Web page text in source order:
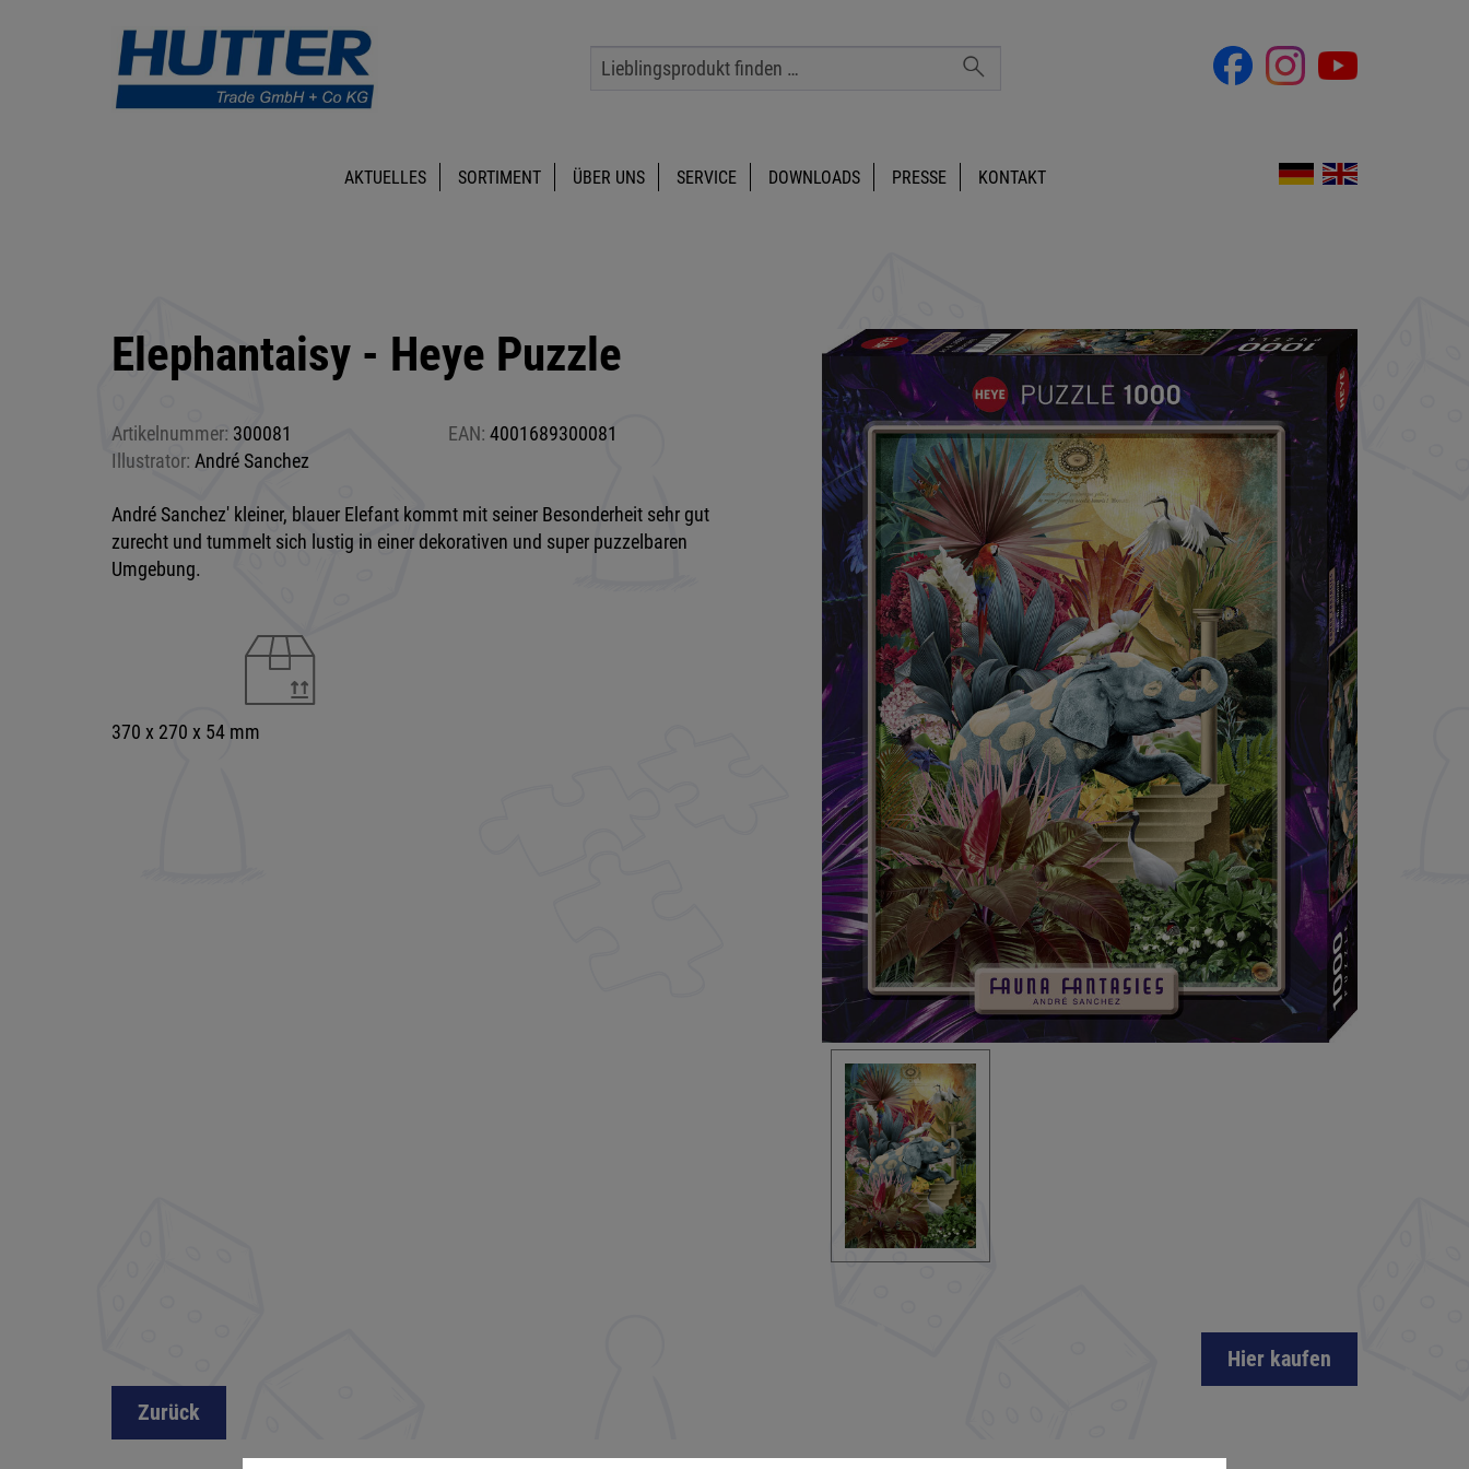
AKTUELLES SORTIMENT ÜBER UNS SERVICE DOWNLOADS PRESSE KONTAKT
Elephantaisy - Heye Puzzle
Artikelnummer: 300081 EAN: 4001689300081
Illustrator: André Sanchez
André Sanchez' kleiner, blauer Elefant kommt mit seiner Besonderheit sehr gut
zurecht und tummelt sich lustig in einer dekorativen und super puzzelbaren
Umgebung.
370 x 270 x 54 mm
Hier kaufen
Zurück